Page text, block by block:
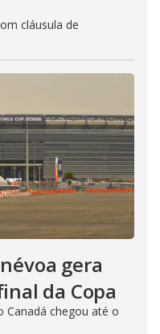
cláusula de
gera
da Copa
Canadá chegou até o